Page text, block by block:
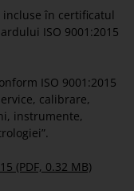
incluse în certificatul
ISO 9001:2015
ISO 9001:2015
calibrare,
instrumente,
(PDF, 0.32 MB)